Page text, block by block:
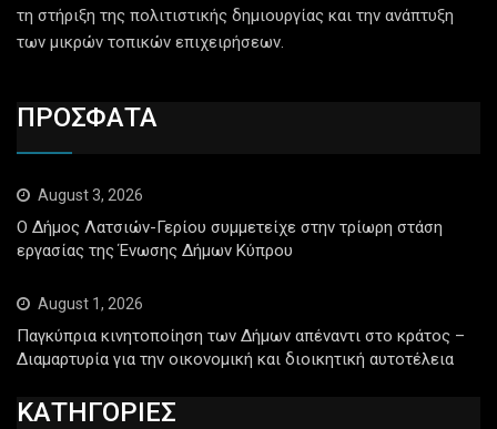
τη στήριξη της πολιτιστικής δημιουργίας και την ανάπτυξη
των μικρών τοπικών επιχειρήσεων.
ΠΡΟΣΦΑΤΑ
August 3, 2026
Ο Δήμος Λατσιών-Γερίου συμμετείχε στην τρίωρη στάση
εργασίας της Ένωσης Δήμων Κύπρου
August 1, 2026
Παγκύπρια κινητοποίηση των Δήμων απέναντι στο κράτος –
Διαμαρτυρία για την οικονομική και διοικητική αυτοτέλεια
ΚΑΤΗΓΟΡΙΕΣ